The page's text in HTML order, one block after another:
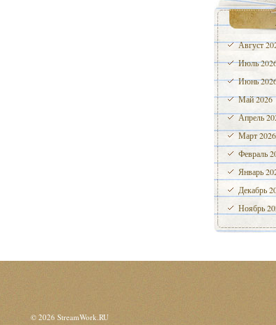
Август
Июль
Июнь
Май 2026
Апрель
Март 2026
Февраль
Январь
Декабрь
Ноябрь
© 2026 StreamWork.RU